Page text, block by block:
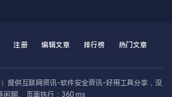
注册 编辑文章 排行榜 热门文章
提供互联网资讯-软件安全资讯-好用工具分享，没
闲聊。 页面执行：360 ms